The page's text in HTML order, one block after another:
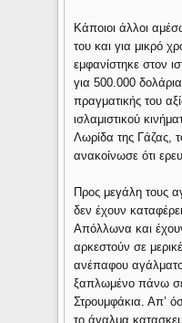
Κάποιοι άλλοι
του και για μικρό
εμφανίστηκε στον
για 500.000
πραγματικής του
ισλαμιστικού
Λωρίδα της Γάζας,
ανακοίνωσε ότι
Προς μεγάλη τους
δεν έχουν
Απόλλωνα και
αρκεστούν σε
ανέπαφου
ξαπλωμένο πάνω
Στρουμφάκια. Απ’
το άγαλμα